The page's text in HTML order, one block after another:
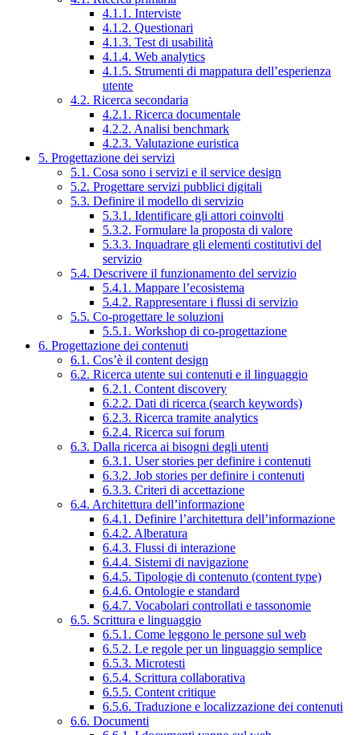
4.1.1. Interviste
4.1.2. Questionari
4.1.3. Test di usabilità
4.1.4. Web analytics
4.1.5. Strumenti di mappatura dell’esperienza
utente
4.2. Ricerca secondaria
4.2.1. Ricerca documentale
4.2.2. Analisi benchmark
4.2.3. Valutazione euristica
5. Progettazione dei servizi
5.1. Cosa sono i servizi e il service design
5.2. Progettare servizi pubblici digitali
5.3. Definire il modello di servizio
5.3.1. Identificare gli attori coinvolti
5.3.2. Formulare la proposta di valore
5.3.3. Inquadrare gli elementi costitutivi del
servizio
5.4. Descrivere il funzionamento del servizio
5.4.1. Mappare l’ecosistema
5.4.2. Rappresentare i flussi di servizio
5.5. Co-progettare le soluzioni
5.5.1. Workshop di co-progettazione
6. Progettazione dei contenuti
6.1. Cos’è il content design
6.2. Ricerca utente sui contenuti e il linguaggio
6.2.1. Content discovery
6.2.2. Dati di ricerca (search keywords)
6.2.3. Ricerca tramite analytics
6.2.4. Ricerca sui forum
6.3. Dalla ricerca ai bisogni degli utenti
6.3.1. User stories per definire i contenuti
6.3.2. Job stories per definire i contenuti
6.3.3. Criteri di accettazione
6.4. Architettura dell’informazione
6.4.1. Definire l’architettura dell’informazione
6.4.2. Alberatura
6.4.3. Flussi di interazione
6.4.4. Sistemi di navigazione
6.4.5. Tipologie di contenuto (content type)
6.4.6. Ontologie e standard
6.4.7. Vocabolari controllati e tassonomie
6.5. Scrittura e linguaggio
6.5.1. Come leggono le persone sul web
6.5.2. Le regole per un linguaggio semplice
6.5.3. Microtesti
6.5.4. Scrittura collaborativa
6.5.5. Content critique
6.5.6. Traduzione e localizzazione dei contenuti
6.6. Documenti